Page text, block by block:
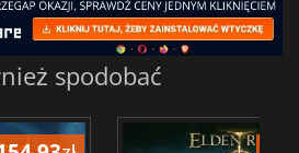
spodobać